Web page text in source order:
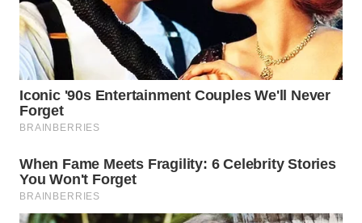
BOROBUDUR
WN
MADURA
WN
SURABAYA
WN
NATUNA